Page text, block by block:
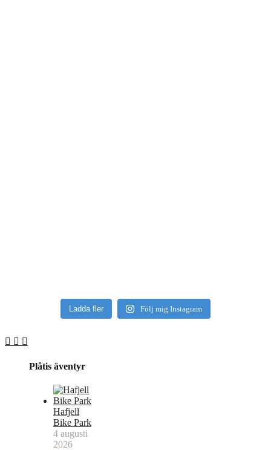
Ladda fler Följ mig Instagram
Plåtis äventyr
Hafjell
Bike Park
4 augusti
2026